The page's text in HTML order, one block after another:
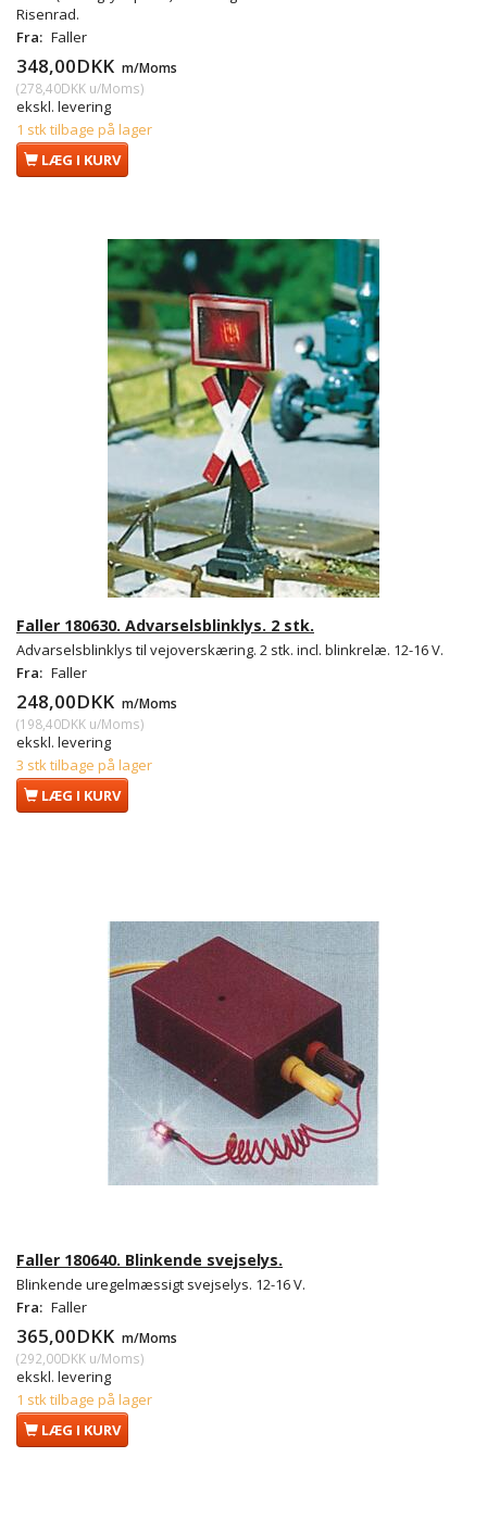
Risenrad.
Fra: Faller
348,00DKK m/Moms
(278,40DKK u/Moms)
ekskl. levering
1 stk tilbage på lager
LÆG I KURV
Faller 180630. Advarselsblinklys. 2 stk.
Advarselsblinklys til vejoverskæring. 2 stk. incl. blinkrelæ. 12-16 V.
Fra: Faller
248,00DKK m/Moms
(198,40DKK u/Moms)
ekskl. levering
3 stk tilbage på lager
LÆG I KURV
Faller 180640. Blinkende svejselys.
Blinkende uregelmæssigt svejselys. 12-16 V.
Fra: Faller
365,00DKK m/Moms
(292,00DKK u/Moms)
ekskl. levering
1 stk tilbage på lager
LÆG I KURV